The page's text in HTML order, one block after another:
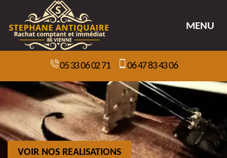
MENU
05 33 06 02 71 06 47 83 43 06
VOIR NOS REALISATIONS